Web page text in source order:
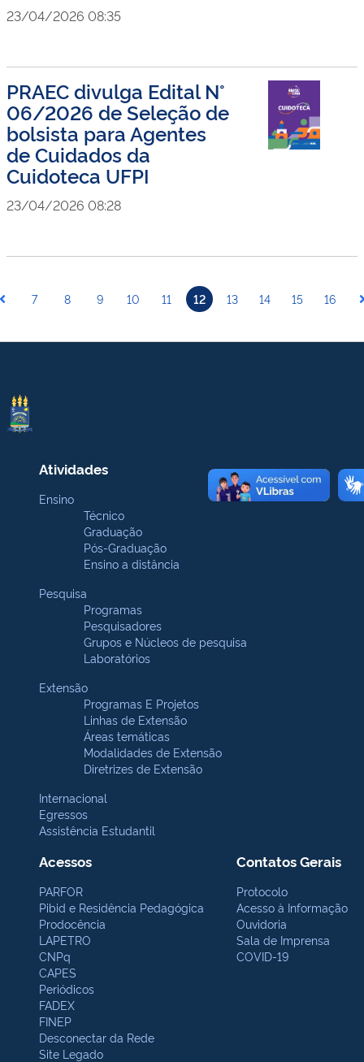
23/04/2026 08:35
PRAEC divulga Edital N°
06/2026 de Seleção de
bolsista para Agentes
de Cuidados da
Cuidoteca UFPI
23/04/2026 08:28
7 8 9 10 11 12 13 14 15 16
Atividades
Ensino
Técnico
Graduação
Pós-Graduação
Ensino a distância
Pesquisa
Programas
Pesquisadores
Grupos e Núcleos de pesquisa
Laboratórios
Extensão
Programas E Projetos
Linhas de Extensão
Áreas temáticas
Modalidades de Extensão
Diretrizes de Extensão
Internacional
Egressos
Assistência Estudantil
Acessos
PARFOR
Pibid e Residência Pedagógica
Prodocência
LAPETRO
CNPq
CAPES
Periódicos
FADEX
FINEP
Desconectar da Rede
Site Legado
Contatos Gerais
Protocolo
Acesso à Informação
Ouvidoria
Sala de Imprensa
COVID-19